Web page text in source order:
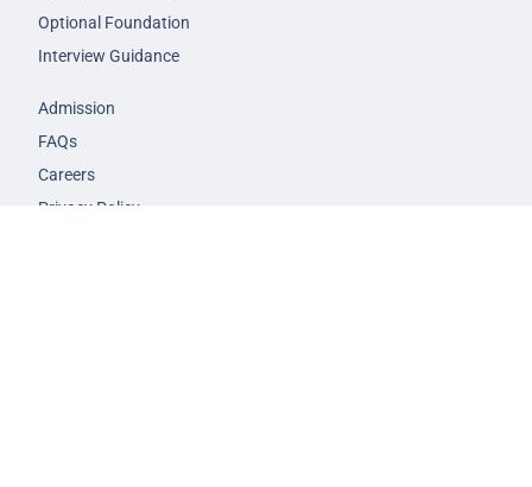
Optional Foundation
Interview Guidance
Admission
FAQs
Careers
Privacy Policy